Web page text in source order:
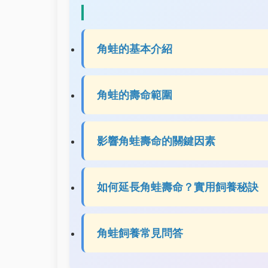
角蛙的基本介紹
角蛙的壽命範圍
影響角蛙壽命的關鍵因素
如何延長角蛙壽命？實用飼養秘訣
角蛙飼養常見問答